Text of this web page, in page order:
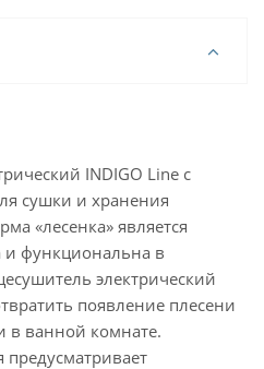
INDIGO Line с
сушки и хранения
«лесенка» является
и функциональна в
электрический
появление плесени
ванной комнате.
предусматривает